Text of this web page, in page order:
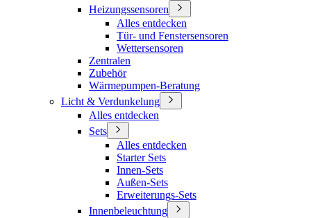
Heizungssensoren
Alles entdecken
Tür- und Fenstersensoren
Wettersensoren
Zentralen
Zubehör
Wärmepumpen-Beratung
Licht & Verdunkelung
Alles entdecken
Sets
Alles entdecken
Starter Sets
Innen-Sets
Außen-Sets
Erweiterungs-Sets
Innenbeleuchtung